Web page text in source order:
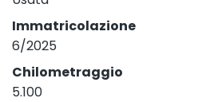
Immatricolazione
6/2025
Chilometraggio
5.100